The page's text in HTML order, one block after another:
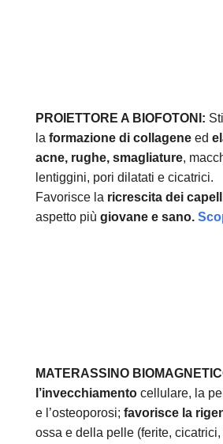
PROIETTORE A BIOFOTONI:
la formazione di collagene ed
acne, rughe, smagliature,
lentiggini, pori dilatati e cicatrici.
Favorisce la ricrescita dei
aspetto più giovane e sano.
MATERASSINO
l’invecchiamentocellulare, la
e l’osteoporosi; favorisce la
ossa e della pelle (ferite,